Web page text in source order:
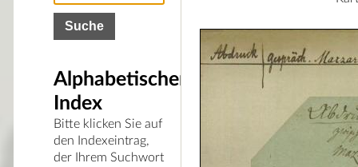
Alphabetischer
Index
Bitte klicken Sie auf
den Indexeintrag,
der Ihrem Suchwort